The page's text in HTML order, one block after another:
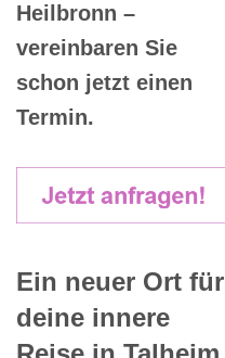
Heilbronn –
vereinbaren Sie
schon jetzt einen
Termin.
Ein neuer Ort für
deine innere